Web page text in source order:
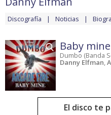
Discografía Noticias
Baby mine
Dumbo (Banda
Danny Elfman,
El disco te